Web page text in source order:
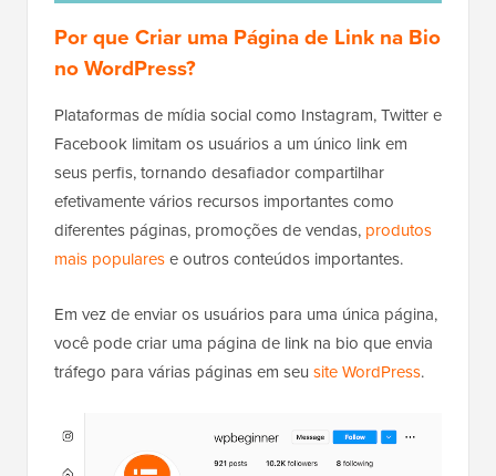
Por que Criar uma Página de Link na Bio
no WordPress?
Plataformas de mídia social como Instagram, Twitter e
Facebook limitam os usuários a um único link em
seus perfis, tornando desafiador compartilhar
efetivamente vários recursos importantes como
diferentes páginas, promoções de vendas, produtos
mais popularese outros conteúdos importantes.
Em vez de enviar os usuários para uma única página,
você pode criar uma página de link na bio que envia
tráfego para várias páginas em seu site WordPress.